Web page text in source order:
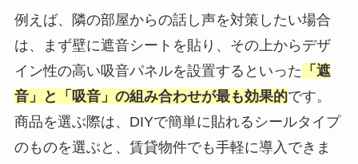
例えば、隣の部屋からの話し声を対策したい場合
は、まず壁に遮音シートを貼り、その上からデザ
イン性の高い吸音パネルを設置するといった 「遮
音」と「吸音」の組み合わせが最も効果的です。
商品を選ぶ際は、DIYで簡単に貼れるシールタイプ
のものを選ぶと、賃貸物件でも手軽に導入できま